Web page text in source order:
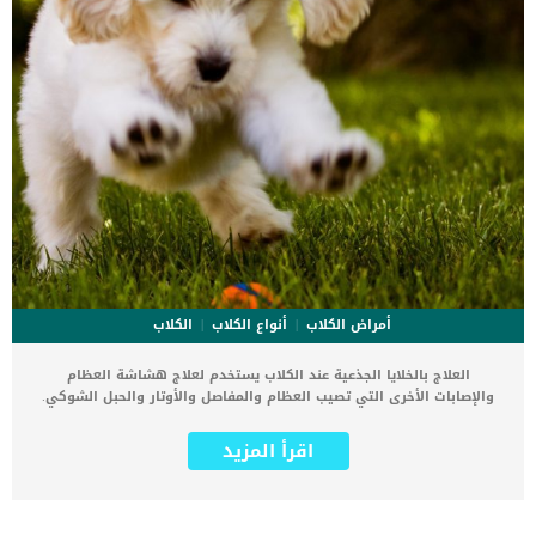
أمراض الكلاب أنواع الكلاب
الكلاب
العلاج بالخلايا الجذعية عند الكلاب يستخدم لعلاج هشاشة العظام
والإصابات الأخرى التي تصيب العظام والمفاصل والأوتار والحبل الشوكي.
والمتضررة فى جزء معين من جسم الكلب. هناك بعض الاصابات او الحوادث
او الامراض التى تؤدى الى تلف جزء معين فى جسم الكلب او تفقده
اقرأ المزيد